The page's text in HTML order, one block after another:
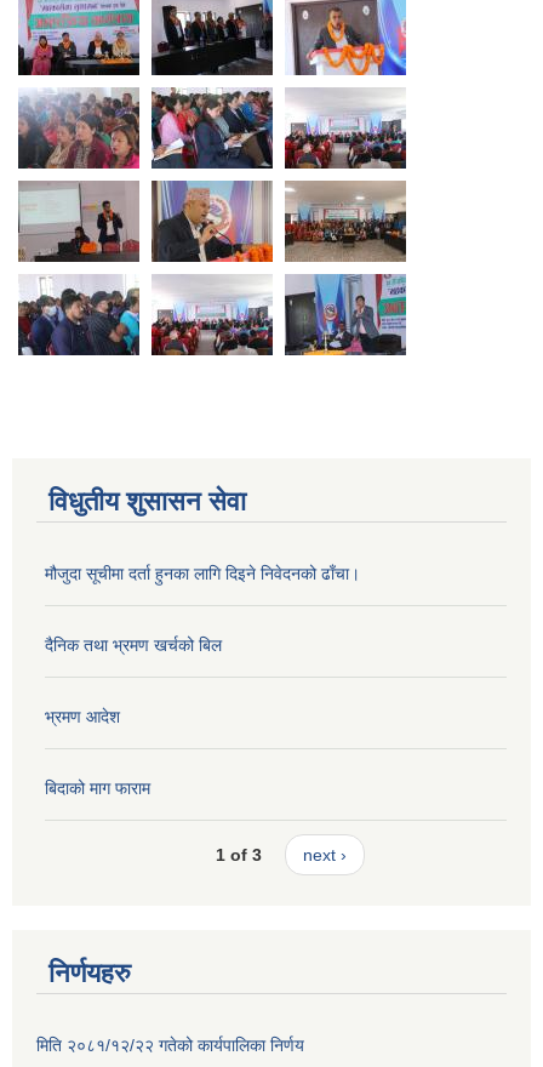
विधुतीय शुसासन सेवा
मौजुदा सूचीमा दर्ता हुनका लागि दिइने निवेदनको ढाँचा।
दैनिक तथा भ्रमण खर्चको बिल
भ्रमण आदेश
बिदाको माग फाराम
1 of 3 next ›
निर्णयहरु
मिति २०८१/१२/२२ गतेको कार्यपालिका निर्णय